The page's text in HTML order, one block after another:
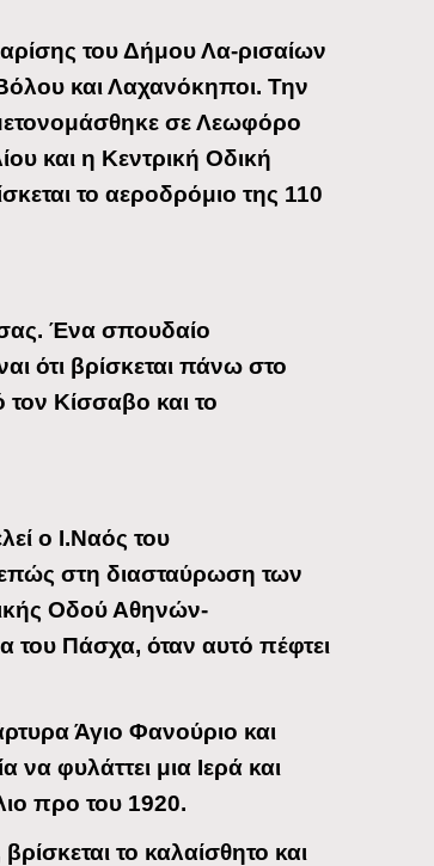
του Δήμου Λα-ρισαίων
και Λαχανόκηποι. Την
σε Λεωφόρο
και η Κεντρική Οδική
το αεροδρόμιο της 110
Ένα σπουδαίο
ότι βρίσκεται πάνω στο
Κίσσαβο και το
ο Ι.Ναός του
στη διασταύρωση των
Οδού Αθηνών-
του Πάσχα, όταν αυτό πέφτει
Άγιο Φανούριο και
να φυλάττει μια Ιερά και
προ του 1920.
το καλαίσθητο και